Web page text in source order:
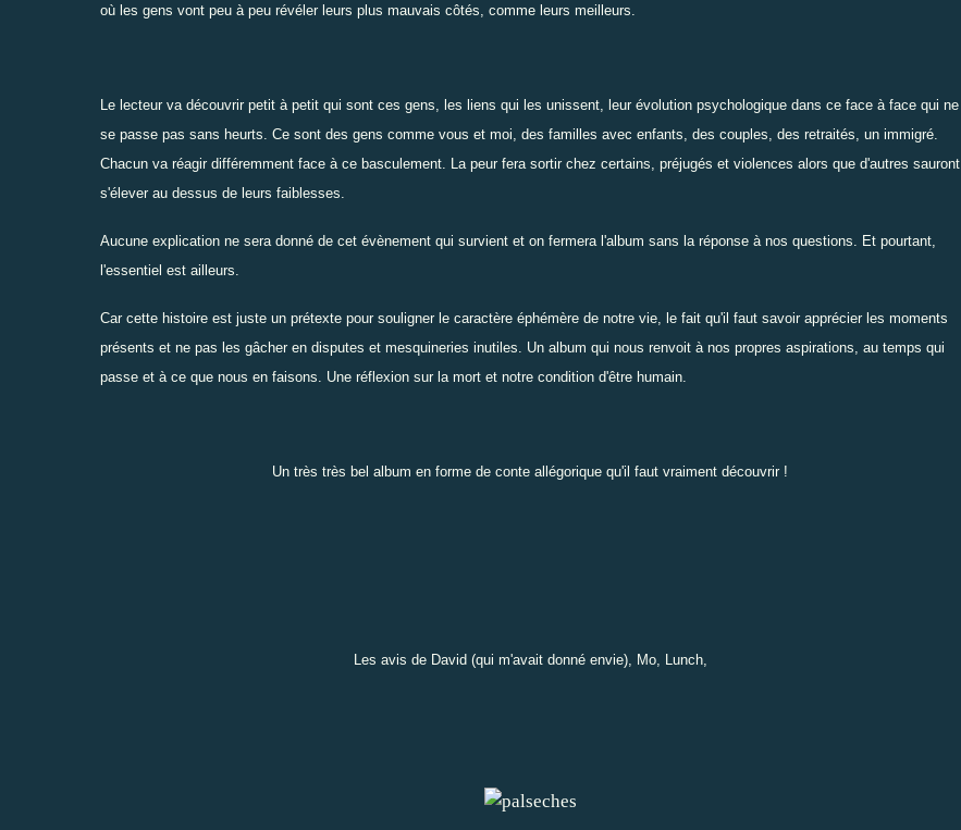
où les gens vont peu à peu révéler leurs plus mauvais côtés, comme leurs meilleurs.
Le lecteur va découvrir petit à petit qui sont ces gens, les liens qui les unissent, leur évolution psychologique dans ce face à face qui ne
se passe pas sans heurts. Ce sont des gens comme vous et moi, des familles avec enfants, des couples, des retraités, un immigré.
Chacun va réagir différemment face à ce basculement. La peur fera sortir chez certains, préjugés et violences alors que d'autres sauront
s'élever au dessus de leurs faiblesses.
Aucune explication ne sera donné de cet évènement qui survient et on fermera l'album sans la réponse à nos questions. Et pourtant,
l'essentiel est ailleurs.
Car cette histoire est juste un prétexte pour souligner le caractère éphémère de notre vie, le fait qu'il faut savoir apprécier les moments
présents et ne pas les gâcher en disputes et mesquineries inutiles. Un album qui nous renvoit à nos propres aspirations, au temps qui
passe et à ce que nous en faisons. Une réflexion sur la mort et notre condition d'être humain.
Un très très bel album en forme de conte allégorique qu'il faut vraiment découvrir !
Les avis de David (qui m'avait donné envie), Mo, Lunch,